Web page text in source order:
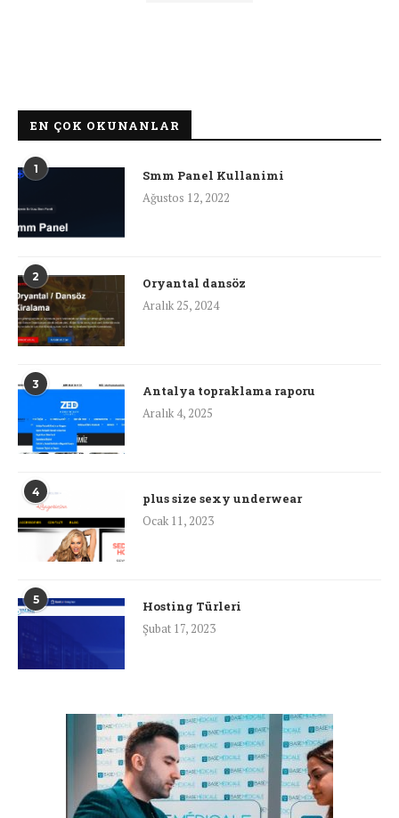
EN ÇOK OKUNANLAR
1
Smm Panel Kullanimi
Ağustos 12, 2022
2
Oryantal dansöz
Aralık 25, 2024
3
Antalya topraklama raporu
Aralık 4, 2025
4
plus size sexy underwear
Ocak 11, 2023
5
Hosting Türleri
Şubat 17, 2023